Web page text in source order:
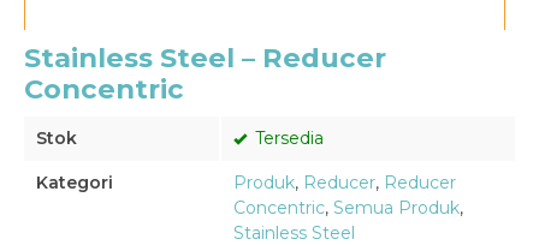
Stainless Steel – Reducer
Concentric
Stok Tersedia
Kategori Produk, Reducer, Reducer
Concentric, Semua Produk,
Stainless Steel